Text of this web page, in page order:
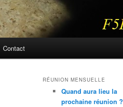
Contact
RÉUNION MENSUELLE
Quand aura lieu la
prochaine réunion ?